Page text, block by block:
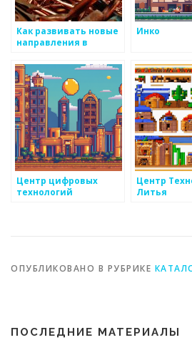
Как развивать новые
направления в
металлоизделий
Инко
Центр цифровых
технологий
Центр
Литья
ОПУБЛИКОВАНО В РУБРИКЕ
ПОСЛЕДНИЕ МАТЕРИАЛЫ